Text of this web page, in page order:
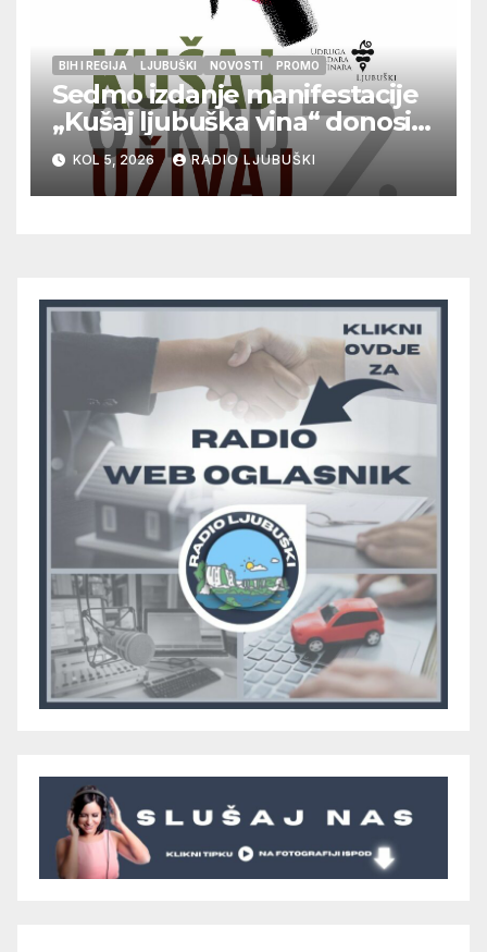
BIH I REGIJA LJUBUŠKI NOVOSTI PROMO
Sedmo izdanje manifestacije
„Kušaj ljubuška vina“ donosi
vrhunska vina, gastronomiju i
glazbu
KOL 5, 2026 RADIO LJUBUŠKI